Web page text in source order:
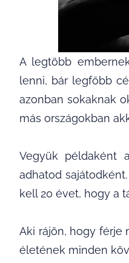
A legtöbb
lenni, bár legfőbb
azonban sokaknak
más országokban
Vegyük példaként
adhatod
kell 20 évet, hogy a
Aki rájön, hogy férje
életének minden